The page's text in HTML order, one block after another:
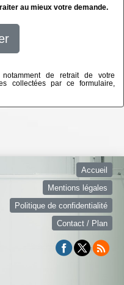
au mieux votre demande.
de retrait de votre
collectées par ce formulaire,
Accueil
Mentions légales
Politique de confidentialité
Contact / Plan